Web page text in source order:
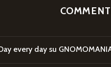
every day su